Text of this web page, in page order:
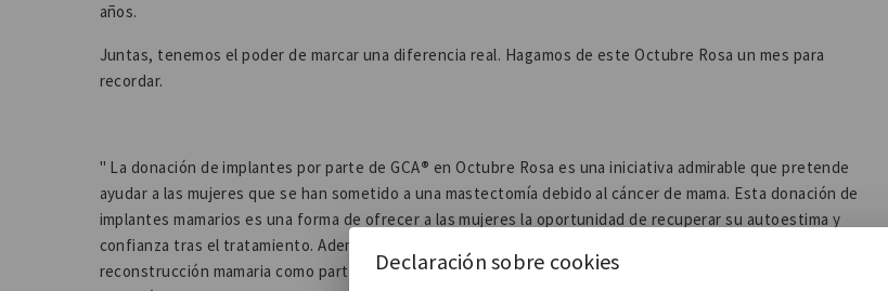
años.
Juntas, tenemos el poder de marcar una diferencia real. Hagamos de este Octubre Rosa un mes para
recordar.
" La donación de implantes por parte de GCA® en Octubre Rosa es una iniciativa admirable que pretende
ayudar a las mujeres que se han sometido a una mastectomía debido al cáncer de mama. Esta donación de
implantes mamarios es una forma de ofrecer a las mujeres la oportunidad de recuperar su autoestima y
confianza tras el tratamiento. Además, esta acción también contribuye a difundir la importancia de la
reconstrucción mamaria como parte integral del proceso de recuperación de las pacientes. Con esta
Declaración sobre cookies